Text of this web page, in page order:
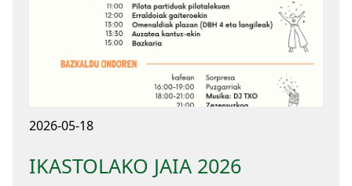
2026-05-18
IKASTOLAKO JAIA 2026